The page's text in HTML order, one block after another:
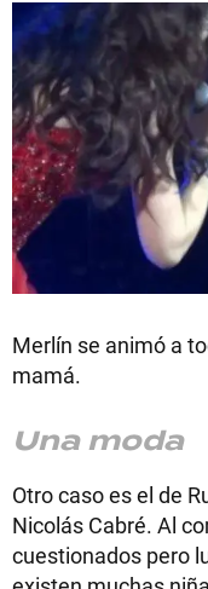
Merlín se animó a
mamá.
Una moda
Otro caso es el de
Nicolás Cabré. Al
cuestionados pero